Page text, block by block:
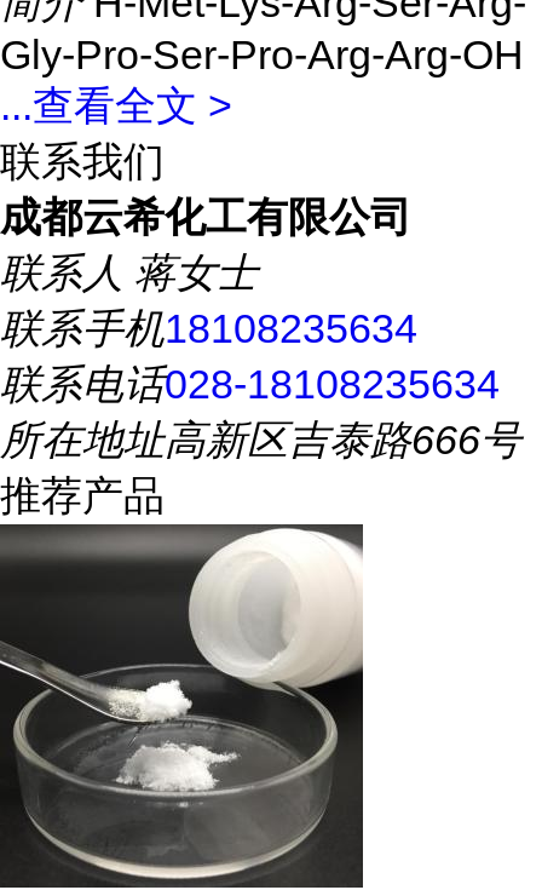
Gly-Pro-Ser-Pro-Arg-Arg-OH
...查看全文 >
联系我们
成都云希化工有限公司
联系人 蒋女士
联系手机18108235634
联系电话028-18108235634
所在地址高新区吉泰路666号
推荐产品